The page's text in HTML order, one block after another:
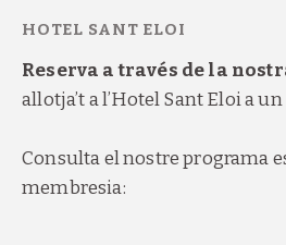
Reserva a través de la
allotja’t a l’Hotel Sant Eloi a un
Consulta el nostre programa
membresia: